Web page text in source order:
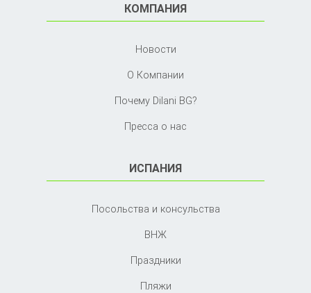
КОМПАНИЯ
Новости
О Компании
Почему Dilani BG?
Пресса о нас
ИСПАНИЯ
Посольства и консульства
ВНЖ
Праздники
Пляжи